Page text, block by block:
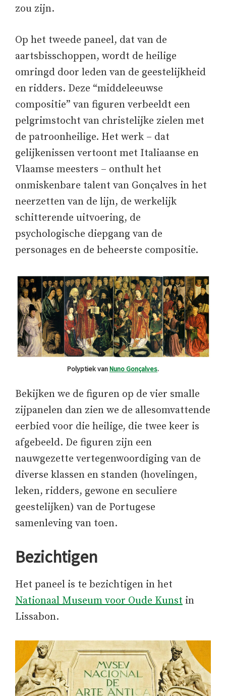
zou zijn.
Op het tweede paneel, dat van de
aartsbisschoppen, wordt de heilige
omringd door leden van de geestelijkheid
en ridders. Deze “middeleeuwse
compositie” van figuren verbeeldt een
pelgrimstocht van christelijke zielen met
de patroonheilige. Het werk – dat
gelijkenissen vertoont met Italiaanse en
Vlaamse meesters – onthult het
onmiskenbare talent van Gonçalves in het
neerzetten van de lijn, de werkelijk
schitterende uitvoering, de
psychologische diepgang van de
personages en de beheerste compositie.
Polyptiek vanNuno Gonçalves.
Bekijken we de figuren op de vier smalle
zijpanelen dan zien we de allesomvattende
eerbied voor die heilige, die twee keer is
afgebeeld. De figuren zijn een
nauwgezette vertegenwoordiging van de
diverse klassen en standen (hovelingen,
leken, ridders, gewone en seculiere
geestelijken) van de Portugese
samenleving van toen.
Bezichtigen
Het paneel is te bezichtigen in het
Nationaal Museum voor Oude Kunst in
Lissabon.